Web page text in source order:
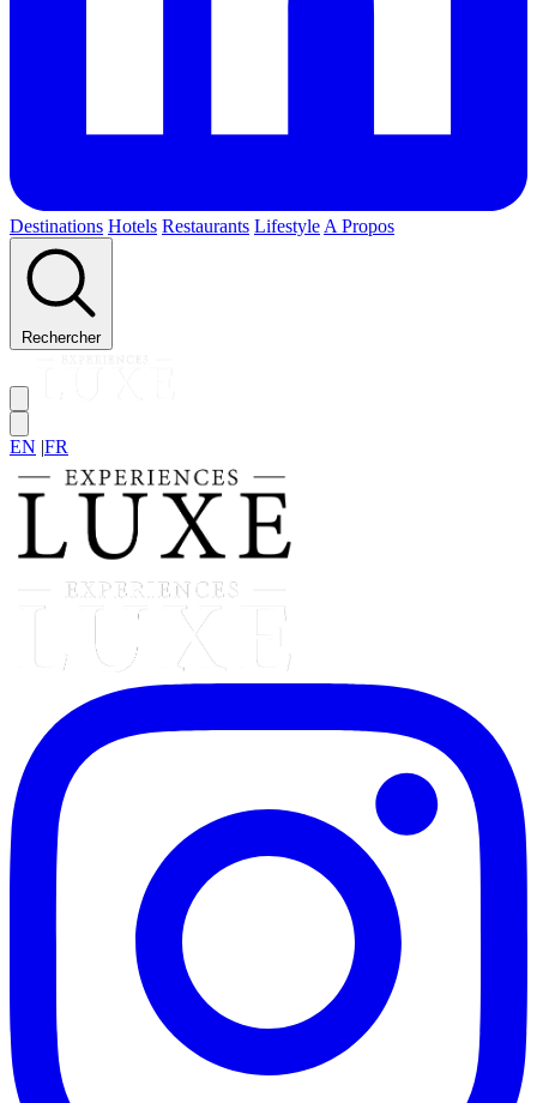
Destinations Hotels Restaurants Lifestyle A Propos
Rechercher
EN |FR